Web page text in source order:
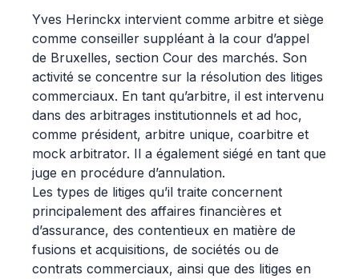
Yves Herinckx intervient comme arbitre et siège
comme conseiller suppléant à la cour d’appel
de Bruxelles, section Cour des marchés. Son
activité se concentre sur la résolution des litiges
commerciaux. En tant qu’arbitre, il est intervenu
dans des arbitrages institutionnels et ad hoc,
comme président, arbitre unique, coarbitre et
mock arbitrator. Il a également siégé en tant que
juge en procédure d’annulation.
Les types de litiges qu’il traite concernent
principalement des affaires financières et
d’assurance, des contentieux en matière de
fusions et acquisitions, de sociétés ou de
contrats commerciaux, ainsi que des litiges en